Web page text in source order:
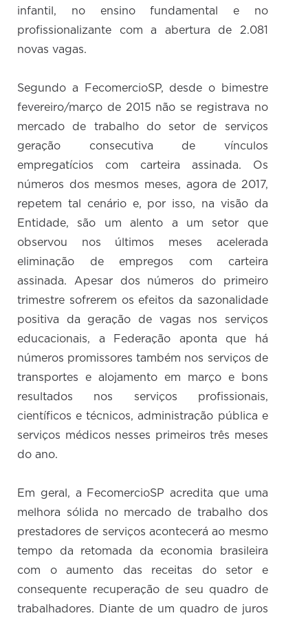
infantil, no ensino fundamental e no
profissionalizante com a abertura de 2.081
novas vagas.
Segundo a FecomercioSP, desde o bimestre
fevereiro/março de 2015 não se registrava no
mercado de trabalho do setor de serviços
geração consecutiva de vínculos
empregatícios com carteira assinada. Os
números dos mesmos meses, agora de 2017,
repetem tal cenário e, por isso, na visão da
Entidade, são um alento a um setor que
observou nos últimos meses acelerada
eliminação de empregos com carteira
assinada. Apesar dos números do primeiro
trimestre sofrerem os efeitos da sazonalidade
positiva da geração de vagas nos serviços
educacionais, a Federação aponta que há
números promissores também nos serviços de
transportes e alojamento em março e bons
resultados nos serviços profissionais,
científicos e técnicos, administração pública e
serviços médicos nesses primeiros três meses
do ano.
Em geral, a FecomercioSP acredita que uma
melhora sólida no mercado de trabalho dos
prestadores de serviços acontecerá ao mesmo
tempo da retomada da economia brasileira
com o aumento das receitas do setor e
consequente recuperação de seu quadro de
trabalhadores. Diante de um quadro de juros